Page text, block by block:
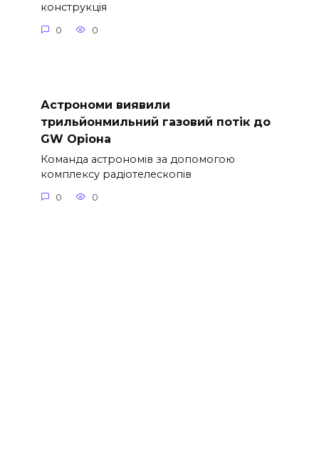
конструкція
0 0
Астрономи виявили
трильйонмильний газовий потік до
GW Оріона
Команда астрономів за допомогою
комплексу радіотелескопів
0 0